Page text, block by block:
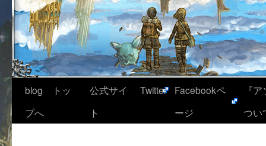
blog トッ
プへ
公式サイ
ト
Twitter
Facebookペ
ージ
『
つい